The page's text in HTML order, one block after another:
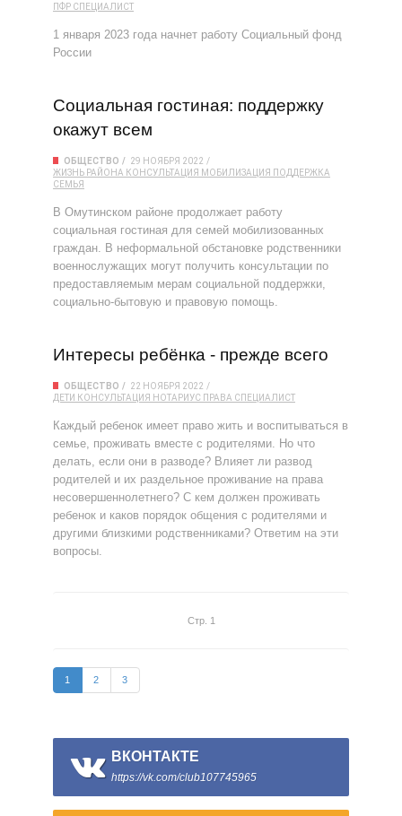
ПФР СПЕЦИАЛИСТ
1 января 2023 года начнет работу Социальный фонд
России
Социальная гостиная: поддержку
окажут всем
ОБЩЕСТВО
29 НОЯБРЯ 2022
ЖИЗНЬ РАЙОНА КОНСУЛЬТАЦИЯ МОБИЛИЗАЦИЯ ПОДДЕРЖКА
СЕМЬЯ
В Омутинском районе продолжает работу
социальная гостиная для семей мобилизованных
граждан. В неформальной обстановке родственники
военнослужащих могут получить консультации по
предоставляемым мерам социальной поддержки,
социально-бытовую и правовую помощь.
Интересы ребёнка - прежде всего
ОБЩЕСТВО
22 НОЯБРЯ 2022
ДЕТИ КОНСУЛЬТАЦИЯ НОТАРИУС ПРАВА СПЕЦИАЛИСТ
Каждый ребенок имеет право жить и воспитываться в
семье, проживать вместе с родителями. Но что
делать, если они в разводе? Влияет ли развод
родителей и их раздельное проживание на права
несовершеннолетнего? С кем должен проживать
ребенок и каков порядок общения с родителями и
другими близкими родственниками? Ответим на эти
вопросы.
Стр. 1
1 2 3
ВКОНТАКТЕ
https://vk.com/club107745965